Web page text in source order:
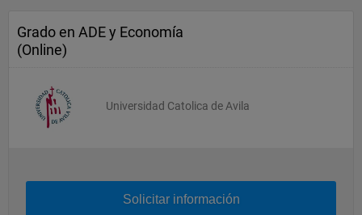
Grado en ADE y Economía
(Online)
Universidad Catolica de Avila
Solicitar información